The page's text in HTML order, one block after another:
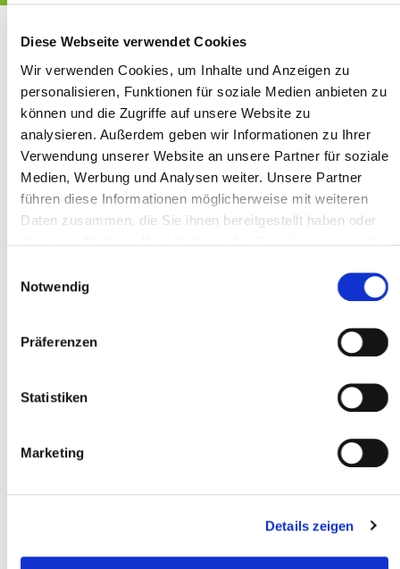
Diese Webseite verwendet Cookies
Wir verwenden Cookies, um Inhalte und Anzeigen zu
personalisieren, Funktionen für soziale Medien anbieten zu
können und die Zugriffe auf unsere Website zu
analysieren. Außerdem geben wir Informationen zu Ihrer
Verwendung unserer Website an unsere Partner für soziale
Medien, Werbung und Analysen weiter. Unsere Partner
führen diese Informationen möglicherweise mit weiteren
Daten zusammen, die Sie ihnen bereitgestellt haben oder
Notwendig
Präferenzen
Statistiken
Marketing
Details zeigen
Unser Expert:innen-Team
Als HR Akademie München begleiten wir
Unternehmen, die ihr Personalwesen strategisch
weiterentwickeln möchten. Mit dem HR Executive
Review profitieren Sie von erfahrenen HR-
Expert:innen, die seit vielen Jahren Organisationen
operative Führungserfahrung, Prozesskompetenz
und Coaching-Expertise zusammen – für Analysen,
stellen für jedes Projekt gezielt das passende
Expert:innen-Team zusammen. Sprechen Sie uns